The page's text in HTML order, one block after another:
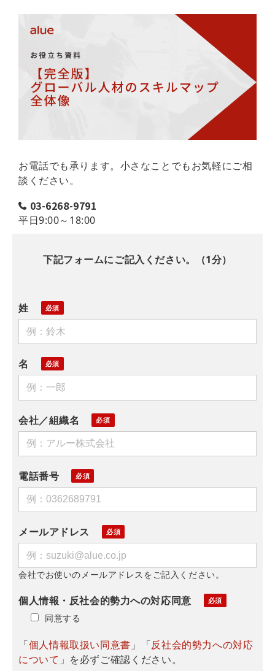
お電話でも承ります。小さなことでもお気軽にご相
談ください。
03-6268-9791
平日9:00～18:00
下記フォームにご記入ください。（1分）
姓
名
会社／組織名
電話番号
メールアドレス
会社でお使いのメールアドレスをご記入ください。
個人情報・反社会的勢力への対応同意
同意する
「個人情報取扱い同意書 」「反社会的勢力への対応
について 」を必ずご確認ください。